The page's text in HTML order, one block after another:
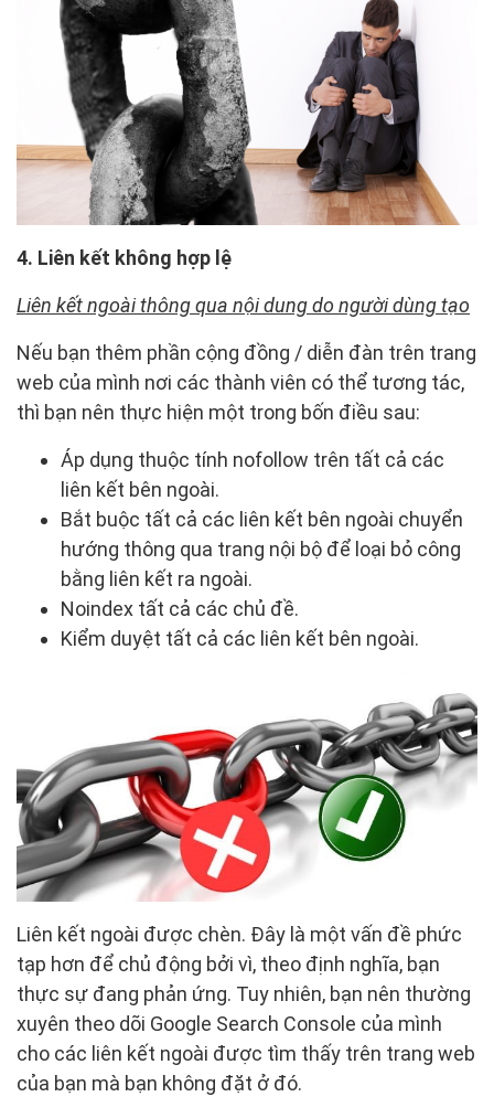
4. Liên kết không hợp lệ
Liên kết ngoài thông qua nội dung do người dùng tạo
Nếu bạn thêm phần cộng đồng / diễn đàn trên trang
web của mình nơi các thành viên có thể tương tác,
thì bạn nên thực hiện một trong bốn điều sau:
Áp dụng thuộc tính nofollow trên tất cả các
liên kết bên ngoài.
Bắt buộc tất cả các liên kết bên ngoài chuyển
hướng thông qua trang nội bộ để loại bỏ công
bằng liên kết ra ngoài.
Noindex tất cả các chủ đề.
Kiểm duyệt tất cả các liên kết bên ngoài.
Liên kết ngoài được chèn. Đây là một vấn đề phức
tạp hơn để chủ động bởi vì, theo định nghĩa, bạn
thực sự đang phản ứng. Tuy nhiên, bạn nên thường
xuyên theo dõi Google Search Console của mình
cho các liên kết ngoài được tìm thấy trên trang web
của bạn mà bạn không đặt ở đó.